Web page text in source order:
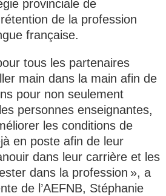
provinciale de
de la profession
française.
tous les partenaires
main dans la main afin de
pour non seulement
personnes enseignantes,
les conditions de
en poste afin de leur
dans leur carrière et les
dans la profession », a
de l’AEFNB, Stéphanie